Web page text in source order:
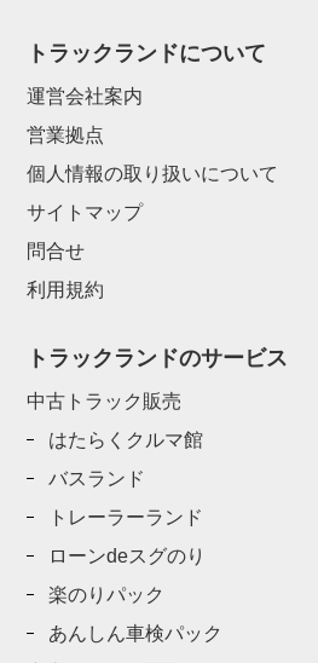
トラックランドについて
運営会社案内
営業拠点
個人情報の取り扱いについて
サイトマップ
問合せ
利用規約
トラックランドのサービス
中古トラック販売
はたらくクルマ館
バスランド
トレーラーランド
ローンdeスグのり
楽のりパック
あんしん車検パック